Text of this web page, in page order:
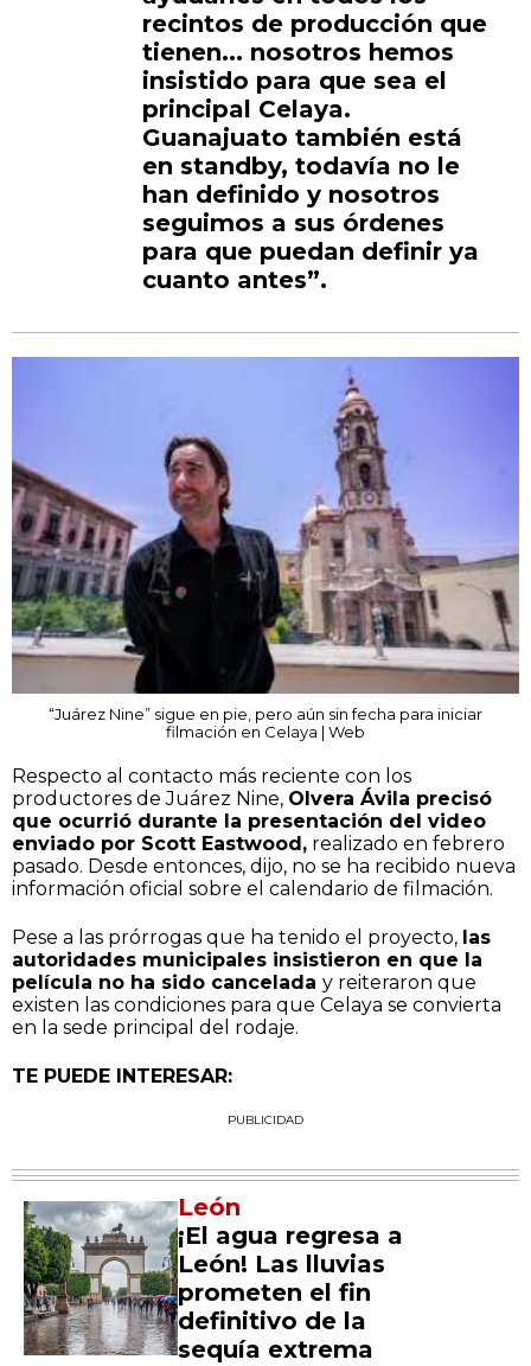
recintos de producción que
tienen... nosotros hemos
insistido para que sea el
principal Celaya.
Guanajuato también está
en standby, todavía no le
han definido y nosotros
seguimos a sus órdenes
para que puedan definir ya
cuanto antes”.
“Juárez Nine” sigue en pie, pero aún sin fecha para iniciar
filmación en Celaya | Web
Respecto al contacto más reciente con los
productores de Juárez Nine, Olvera Ávila precisó
que ocurrió durante la presentación del video
enviado por Scott Eastwood, realizado en febrero
pasado. Desde entonces, dijo, no se ha recibido nueva
información oficial sobre el calendario de filmación.
Pese a las prórrogas que ha tenido el proyecto, las
autoridades municipales insistieron en que la
película no ha sido cancelada y reiteraron que
existen las condiciones para que Celaya se convierta
en la sede principal del rodaje.
TE PUEDE INTERESAR:
PUBLICIDAD
León
¡El agua regresa a
León! Las lluvias
prometen el fin
definitivo de la
sequía extrema